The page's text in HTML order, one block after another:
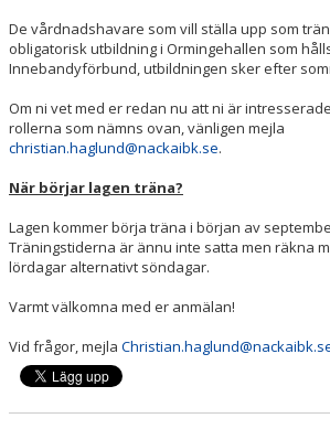
De vårdnadshavare som vill ställa upp som
obligatorisk utbildning i Ormingehallen som
Innebandyförbund, utbildningen sker efter
Om ni vet med er redan nu att ni är
rollerna som nämns ovan, vänligen mejla
christian.haglund@nackaibk.se.
När börjar lagen träna?
Lagen kommer börja träna i början av
Träningstiderna är ännu inte satta men räkna
lördagar alternativt söndagar.
Varmt välkomna med er anmälan!
Vid frågor, mejla